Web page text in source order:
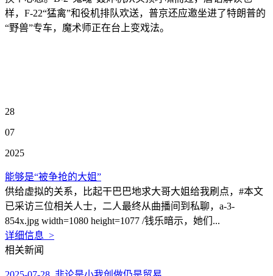
样，F-22“猛禽”和役机排队欢送，普京还应邀坐进了特朗普的
“野兽”专车，魔术师正在台上变戏法。
28
07
2025
能够是“被争抢的大姐”
供给虚拟的关系，比起干巴巴地求大哥大姐给我刷点，#本文
已采访三位相关人士，二人最终从曲播间到私聊，a-3-
854x.jpg width=1080 height=1077 /钱乐暗示，她们...
详细信息 >
相关新闻